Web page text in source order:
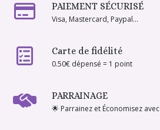
PAIEMENT SÉCURISÉ
Visa, Mastercard, Paypal...
Carte de fidélité
0.50€ dépensé = 1 point
PARRAINAGE
🌟 Parrainez et Économisez